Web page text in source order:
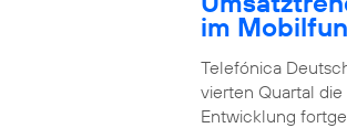
im
Telefónica
vierten Quartal die
Entwicklung